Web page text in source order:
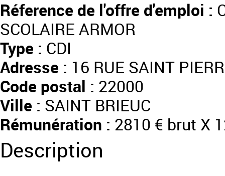
Réference de l'offre d'emploi :
SCOLAIRE ARMOR
Type : CDI
Adresse : 16 RUE SAINT
Code postal : 22000
Ville : SAINT BRIEUC
Rémunération : 2810 € brut X
Description